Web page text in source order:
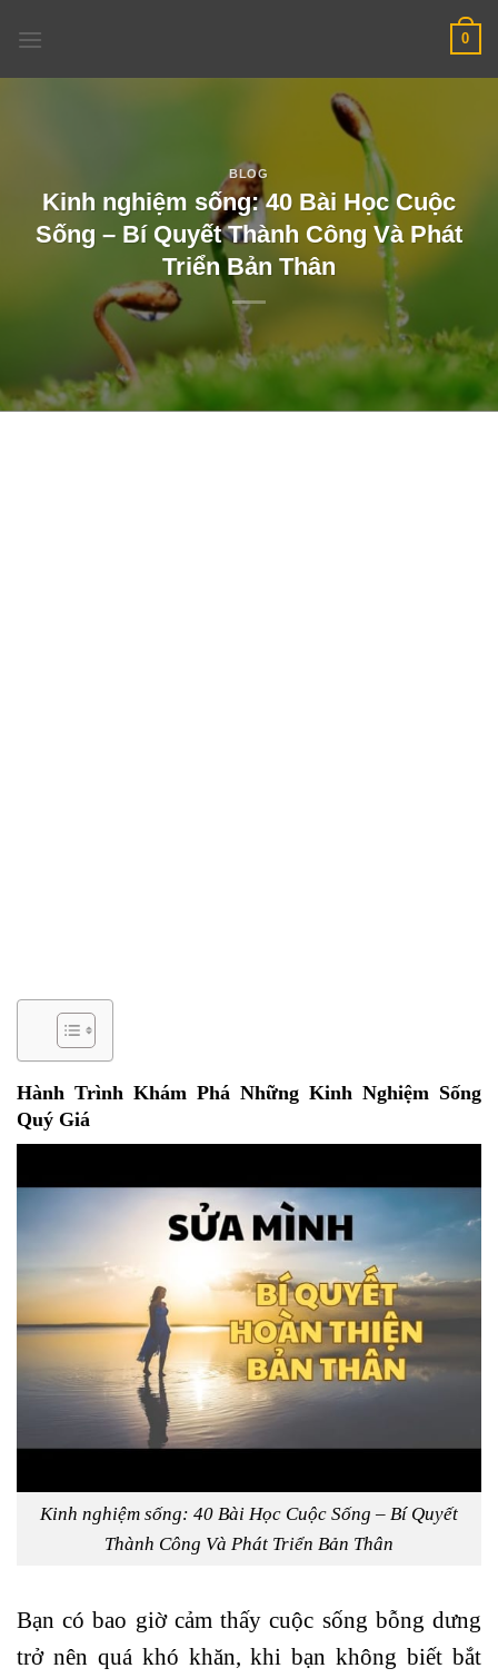
0
BLOG
Kinh nghiệm sống: 40 Bài Học Cuộc
Sống – Bí Quyết Thành Công Và Phát
Triển Bản Thân
Hành Trình Khám Phá Những Kinh Nghiệm Sống
Quý Giá
Kinh nghiệm sống: 40 Bài Học Cuộc Sống – Bí Quyết
Thành Công Và Phát Triển Bản Thân
Bạn có bao giờ cảm thấy cuộc sống bỗng dưng
trở nên quá khó khăn, khi bạn không biết bắt